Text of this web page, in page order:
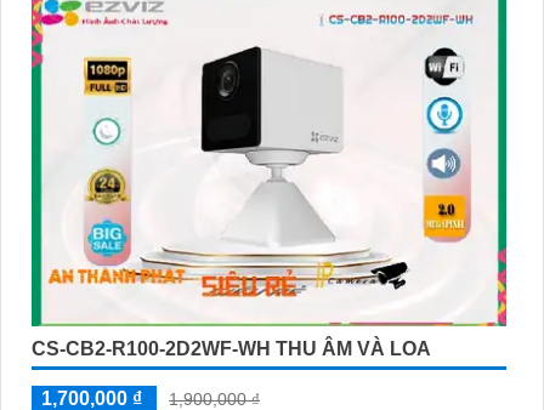
CS-CB2-R100-2D2WF-WH THU ÂM VÀ LOA
1,700,000 ₫
1,900,000 ₫